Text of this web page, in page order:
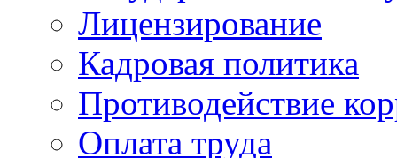
Лицензирование
Кадровая политика
Противодействие
Оплата труда